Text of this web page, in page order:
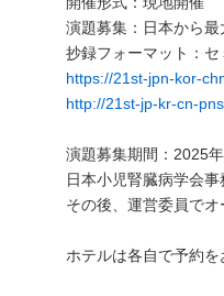
演題募集：日本から最
抄録フォーマット：セ
https://21st-jpn-kor-
http://21st-jp-kr-cn-
演題募集期間：2025
日本小児腎臓病学会事
その後、運営委員でオ
ホテルは各自で予約を